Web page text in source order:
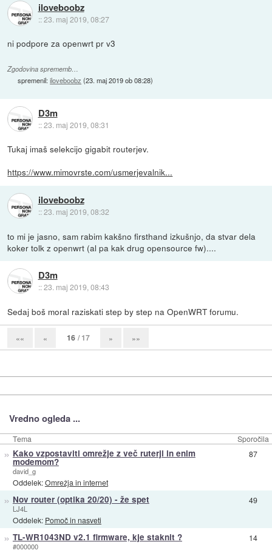
iloveboobz
::23. maj 2019, 08:27
ni podpore za openwrt pr v3
Zgodovina sprememb…
spremenil:iloveboobz (23. maj 2019 ob 08:28)
D3m
::23. maj 2019, 08:31
Tukaj imaš selekcijo gigabit routerjev.
https://www.mimovrste.com/usmerjevalnik...
iloveboobz
::23. maj 2019, 08:32
to mi je jasno, sam rabim kakšno firsthand izkušnjo, da stvar dela
koker tolk z openwrt (al pa kak drug opensource fw)....
D3m
::23. maj 2019, 08:43
Sedaj boš moral raziskati step by step na OpenWRT forumu.
«« « 16 / 17 » »»
Vredno ogleda ...
Tema Sporočila
» Kako vzpostaviti omrežje z več ruterji in enim
modemom?
david_g
Oddelek:Omrežja in internet
87
» Nov router (optika 20/20) - že spet
LJ4L
Oddelek: Pomoč in nasveti
49
» TL-WR1043ND v2.1 firmware, kje staknit ?
#000000
14